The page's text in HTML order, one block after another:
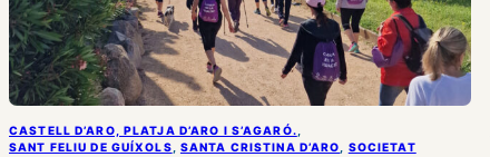
CASTELL D’ARO, PLATJA D’ARO I S’AGARÓ.
SANT FELIU DE GUÍXOLS
SANTA CRISTINA D’ARO SOCIETAT